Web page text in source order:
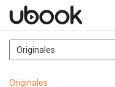
Originales